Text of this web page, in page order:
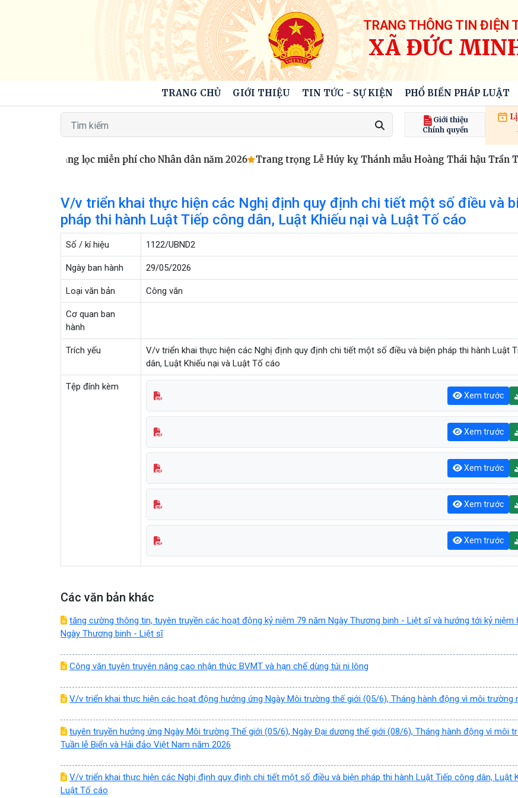
TRANG THÔNG TIN ĐIỆN
XÃ ĐỨC
TRANG CHỦ GIỚI THIỆU TIN TỨC - SỰ KIỆN PHỔ BIẾN PHÁP LUẬT
Giới thiệu
Chính quyền
khỏe sàng lọc miễn phí cho Nhân dân năm 2026 Trang trọng Lễ Húy kỵ Thánh mẫu Hoàng Thái hậu Trần
V/v triển khai thực hiện các Nghị định quy định chi tiết một số điều và
pháp thi hành Luật Tiếp công dân, Luật Khiếu nại và Luật Tố cáo
Số / kí hiệu 1122/UBND2
Ngày ban hành 29/05/2026
Loại văn bản Công văn
Cơ quan ban
hành
Trích yếu
V/v triển khai thực hiện các Nghị định quy định chi tiết một số điều và biện pháp thi hành Luật
dân, Luật Khiếu nại và Luật Tố cáo
Tệp đính kèm
Xem trước
Xem trước
Xem trước
Xem trước
Xem trước
Các văn bản khác
tăng cường thông tin, tuyên truyền các hoạt động kỷ niệm 79 năm Ngày Thương binh - Liệt sĩ và hướng tới kỷ niệm
Ngày Thương binh - Liệt sĩ
Công văn tuyên truyên nâng cao nhận thức BVMT và hạn chế dùng túi ni lông
V/v triển khai thực hiện các hoạt động hưởng ứng Ngày Môi trường thế giới (05/6), Tháng hành động vì môi trường
tuyên truyền hưởng ứng Ngày Môi trường Thế giới (05/6), Ngày Đại dương thế giới (08/6), Tháng hành động vì môi
Tuần lễ Biển và Hải đảo Việt Nam năm 2026
V/v triển khai thực hiện các Nghị định quy định chi tiết một số điều và biện pháp thi hành Luật Tiếp công dân, Luật
Luật Tố cáo